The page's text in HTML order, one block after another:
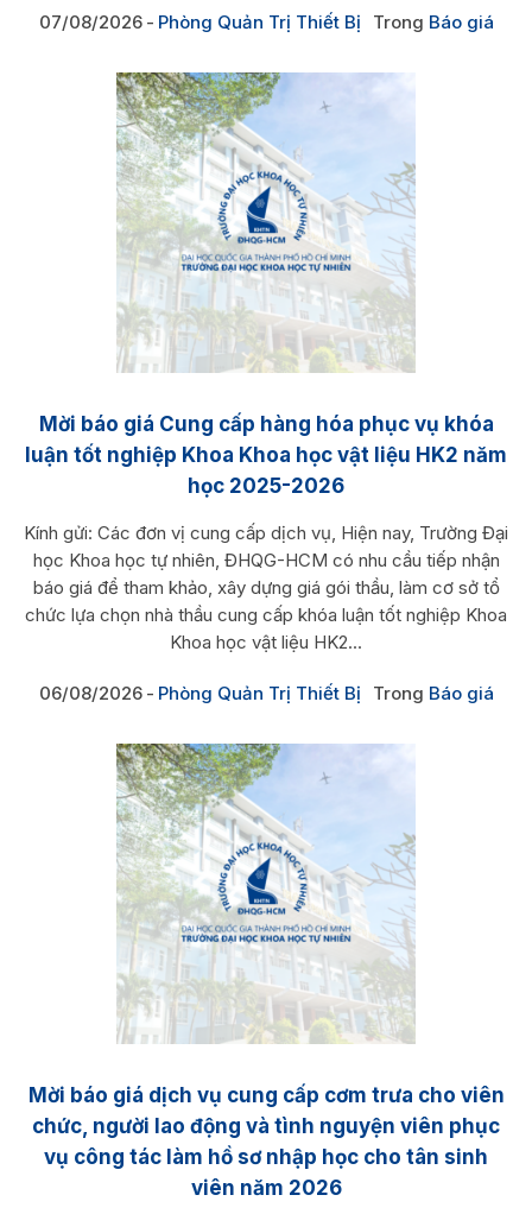
07/08/2026 Phòng Quản Trị Thiết Bị Trong Báo giá
Mời báo giá Cung cấp hàng hóa phục vụ khóa
luận tốt nghiệp Khoa Khoa học vật liệu HK2 năm
học 2025-2026
Kính gửi: Các đơn vị cung cấp dịch vụ, Hiện nay, Trường Đại
học Khoa học tự nhiên, ĐHQG-HCM có nhu cầu tiếp nhận
báo giá để tham khảo, xây dựng giá gói thầu, làm cơ sở tổ
chức lựa chọn nhà thầu cung cấp khóa luận tốt nghiệp Khoa
Khoa học vật liệu HK2...
06/08/2026 Phòng Quản Trị Thiết Bị Trong Báo giá
Mời báo giá dịch vụ cung cấp cơm trưa cho viên
chức, người lao động và tình nguyện viên phục
vụ công tác làm hồ sơ nhập học cho tân sinh
viên năm 2026